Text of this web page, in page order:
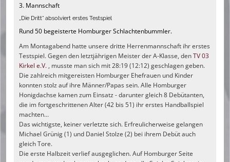
3. Mannschaft
„Die Dritt“ absolviert erstes Testspiel
Rund 50 begeisterte Homburger Schlachtenbummler.
Am Montagabend hatte unsere dritte Herrenmannschaft ihr erstes
Testspiel. Gegen den letztjährigen Meister der A-Klasse, denTV 03
Kirkel e.V. , musste man sich mit 28:19 (12:12) geschlagen geben.
Die zahlreich mitgereisten Homburger Ehefrauen und Kinder
konnten stolz auf ihre Männer/Papas sein. Alle Homburger
Honigdachse kamen zum Einsatz - darunter gleich 8 Debütanten,
die im fortgeschrittenen Alter (42 bis 51) ihr erstes Handballspiel
machten…
Das wichtigste, keiner verletzte sich. Erfreulicherweise gelangen
Michael Grünig (1) und Daniel Stolze (2) bei ihrem Debüt auch
gleich Tore.
Die erste Halbzeit verlief ausgeglichen. Auf Homburger Seite